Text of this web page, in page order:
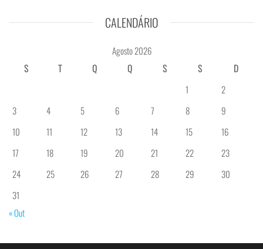
CALENDÁRIO
Agosto 2026
S
T Q Q S S
D
1
2
3
4 5 6 7 8
9
10
11 12 13 14 15
16
17
18 19 20 21 22
23
24
25 26 27 28 29
30
31
« Out